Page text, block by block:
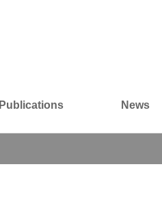
Publications News